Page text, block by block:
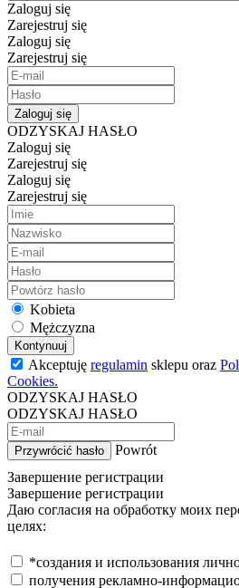
Zaloguj się
Zarejestruj się
Zaloguj się
Zarejestruj się
Zaloguj się
ODZYSKAJ HASŁO
Zaloguj się
Zarejestruj się
Zaloguj się
Zarejestruj się
Kobieta
Mężczyzna
Kontynuuj
Akceptuję regulamin sklepu oraz
Cookies.
ODZYSKAJ HASŁO
ODZYSKAJ HASŁO
Przywrócić hasło
Powrót
Завершение регистрации
Завершение регистрации
Даю согласия на обработку моих
целях:
*создания и использования
получения рекламно-